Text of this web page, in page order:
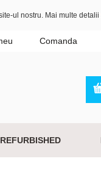
ul nostru. Mai multe detalii
Comanda